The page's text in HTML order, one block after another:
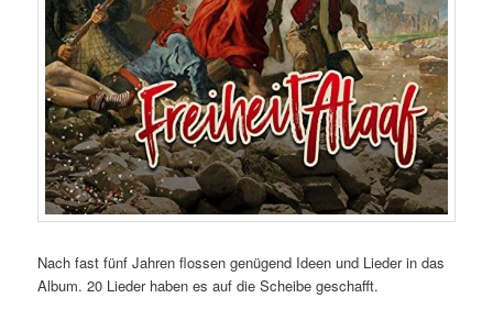
Nach fast fünf Jahren flossen genügend Ideen und Lieder in das
Album. 20 Lieder haben es auf die Scheibe geschafft.